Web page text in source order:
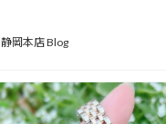
静岡本店 Blog